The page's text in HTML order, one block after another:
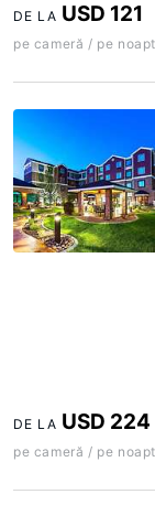
DE LA USD 121
pe cameră / pe
DE LA USD 224
pe cameră / pe